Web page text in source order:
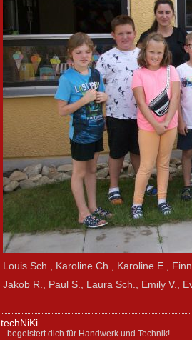
Louis Sch., Karoline Ch., Karoline E.,
Jakob R., Paul S., Laura Sch., Emily V.,
techNiKi
...begeistert dich für Handwerk und Technik!